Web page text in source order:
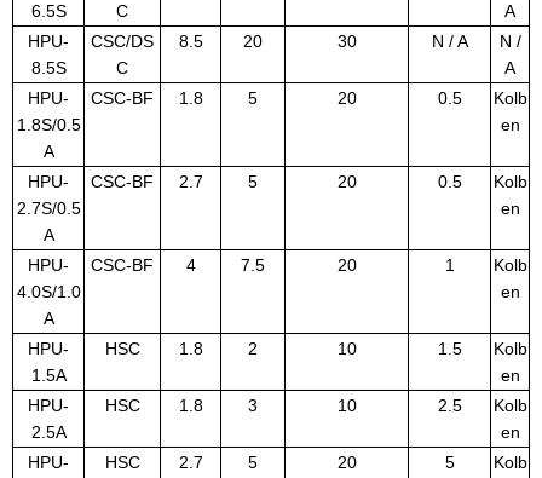
6.5S
C
A
HPU-
8.5S
CSC/DS
C
8.5 20 30 N / A
N /
A
HPU-
1.8S/0.5
A
CSC-BF 1.8 5 20 0.5
Kolb
en
HPU-
2.7S/0.5
A
CSC-BF 2.7 5 20 0.5
Kolb
en
HPU-
4.0S/1.0
A
CSC-BF 4 7.5 20 1
Kolb
en
HPU-
1.5A
HSC 1.8 2 10 1.5
Kolb
en
HPU-
2.5A
HSC 1.8 3 10 2.5
Kolb
en
HPU-
HSC 2.7 5 20 5 Kolb